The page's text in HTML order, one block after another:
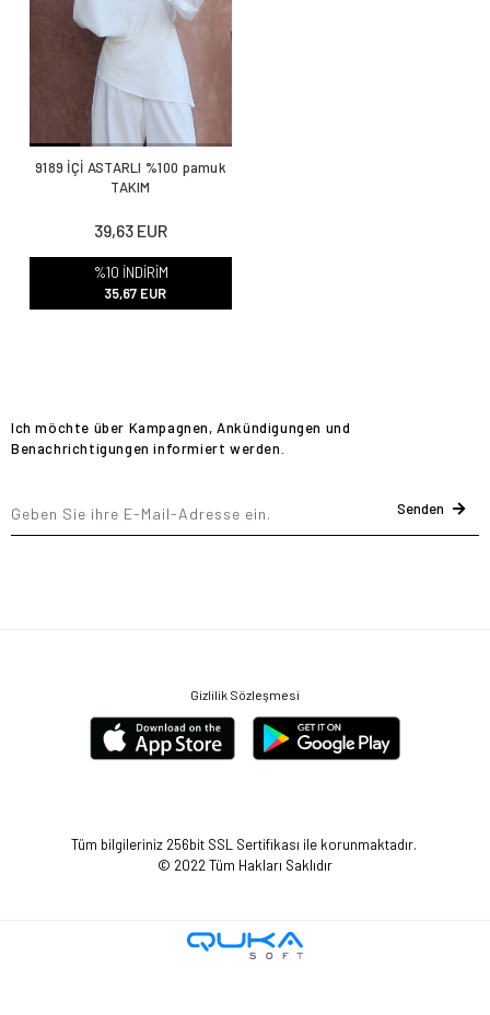
9189 İÇİ ASTARLI %100 pamuk
TAKIM
39,63 EUR
%10 İNDİRİM
35,67 EUR
Ich möchte über Kampagnen, Ankündigungen und
Benachrichtigungen informiert werden.
Senden
Gizlilik Sözleşmesi
Tüm bilgileriniz 256bit SSL Sertifikası ile korunmaktadır.
© 2022 Tüm Hakları Saklıdır